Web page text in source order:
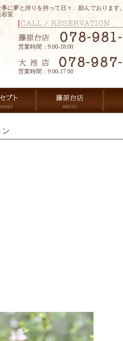
に夢と誇りを持って日々、励んでおります。
容室
営業時間：9:00-18:00
営業時間：9:00-17:00
ン